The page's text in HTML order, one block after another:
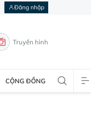
Đăng nhập
Truyền hình
CỘNG ĐỒNG